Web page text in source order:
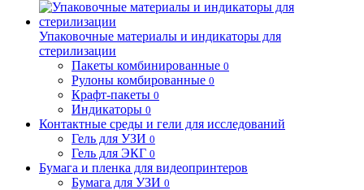
Упаковочные материалы и индикаторы для
стерилизации
Пакеты комбинированные 0
Рулоны комбированные 0
Крафт-пакеты 0
Индикаторы 0
Контактные среды и гели для исследований
Гель для УЗИ 0
Гель для ЭКГ 0
Бумага и пленка для видеопринтеров
Бумага для УЗИ 0